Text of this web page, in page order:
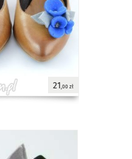
21,00 zł